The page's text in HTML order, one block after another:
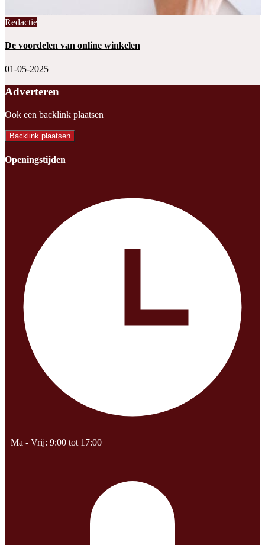
Redactie
De voordelen van online winkelen
01-05-2025
Adverteren
Ook een backlink plaatsen
Backlink plaatsen
Openingstijden
Ma - Vrij: 9:00 tot 17:00